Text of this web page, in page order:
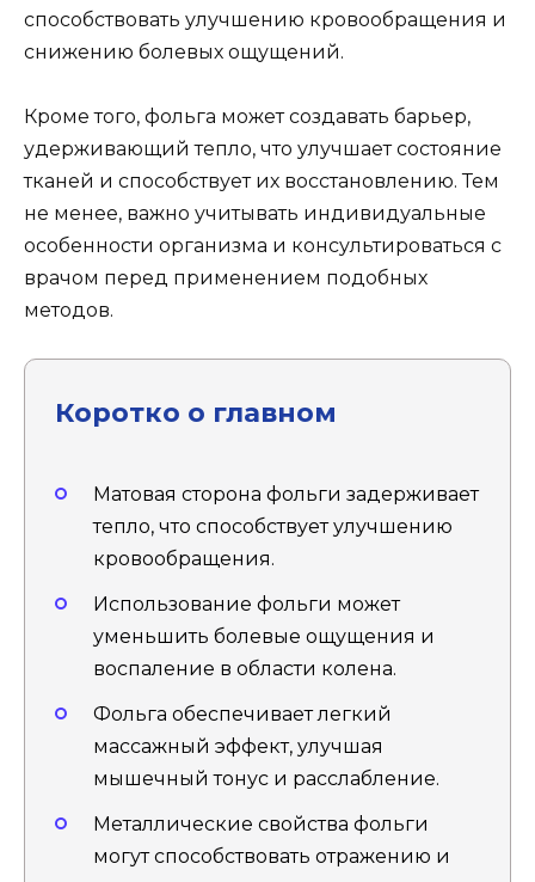
способствовать улучшению кровообращения и
снижению болевых ощущений.
Кроме того, фольга может создавать барьер,
удерживающий тепло, что улучшает состояние
тканей и способствует их восстановлению. Тем
не менее, важно учитывать индивидуальные
особенности организма и консультироваться с
врачом перед применением подобных
методов.
Коротко о главном
Матовая сторона фольги задерживает
тепло, что способствует улучшению
кровообращения.
Использование фольги может
уменьшить болевые ощущения и
воспаление в области колена.
Фольга обеспечивает легкий
массажный эффект, улучшая
мышечный тонус и расслабление.
Металлические свойства фольги
могут способствовать отражению и